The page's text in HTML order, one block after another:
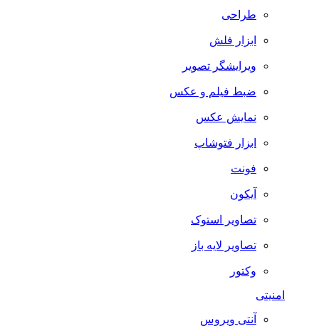
طراحی
ابزار فلش
ویرایشگر تصویر
ضبط فيلم و عكس
نمایش عکس
ابزار فتوشاپ
فونت
آیکون
تصاویر استوک
تصاویر لایه باز
وکتور
امنیتی
آنتی ویروس